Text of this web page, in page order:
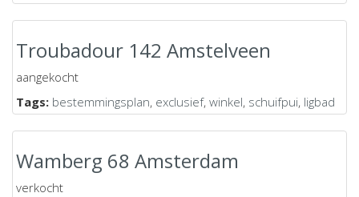
Troubadour 142 Amstelveen
aangekocht
Tags: bestemmingsplan, exclusief, winkel, schuifpui, ligbad
Wamberg 68 Amsterdam
verkocht